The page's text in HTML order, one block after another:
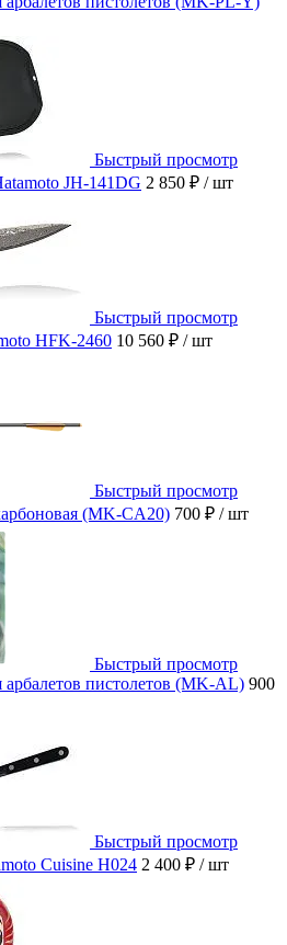
Быстрый просмотр
JH-141DG 2 850 ₽ / шт
Быстрый просмотр
HFK-2460 10 560 ₽ / шт
Быстрый просмотр
(MK-CA20) 700 ₽ / шт
Быстрый просмотр
пистолетов (MK-AL) 900
Быстрый просмотр
Cuisine H024 2 400 ₽ / шт